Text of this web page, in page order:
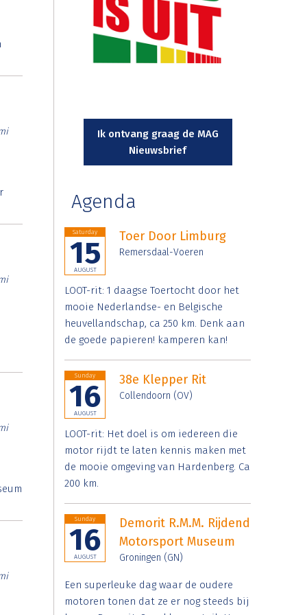
Ik ontvang graag de MAG
Nieuwsbrief
Agenda
Saturday
15
AUGUST
Toer Door Limburg
Remersdaal-Voeren
LOOT-rit: 1 daagse Toertocht door het
mooie Nederlandse- en Belgische
heuvellandschap, ca 250 km. Denk aan
de goede papieren! kamperen kan!
Sunday
16
AUGUST
38e Klepper Rit
Collendoorn (OV)
LOOT-rit: Het doel is om iedereen die
motor rijdt te laten kennis maken met
de mooie omgeving van Hardenberg. Ca
200 km.
Sunday
16
AUGUST
Demorit R.M.M. Rijdend
Motorsport Museum
Groningen (GN)
Een superleuke dag waar de oudere
motoren tonen dat ze er nog steeds bij